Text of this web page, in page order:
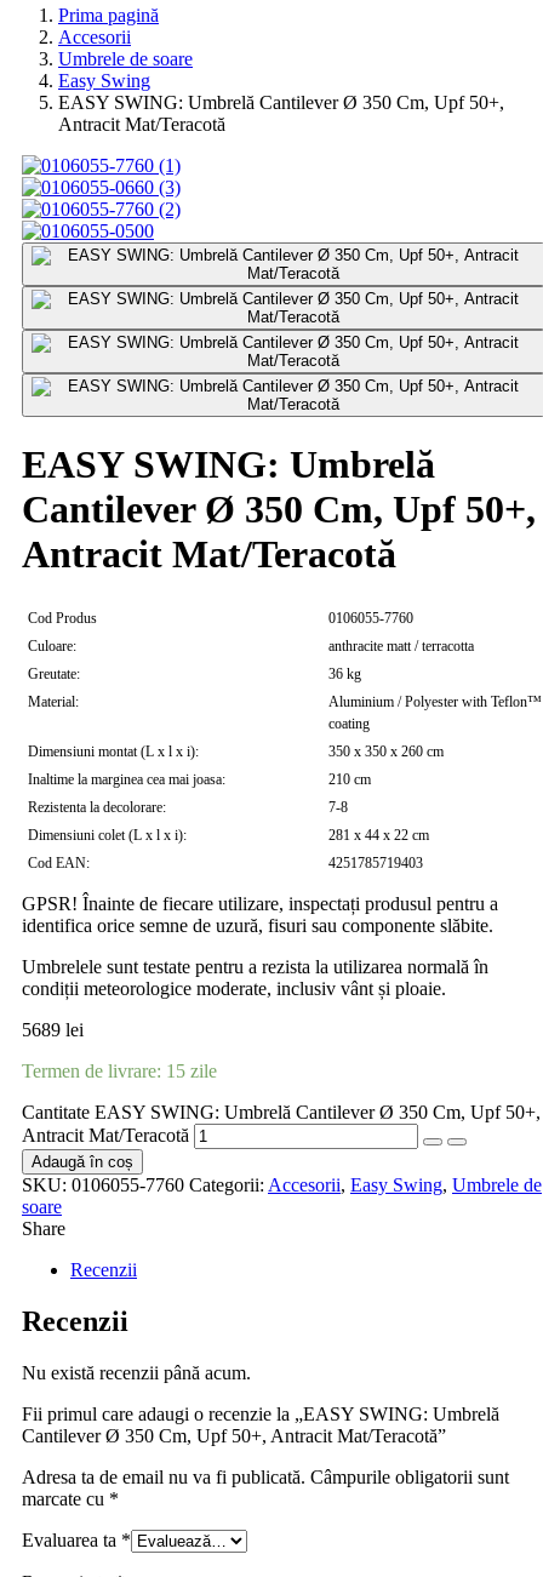
Prima pagină
Accesorii
Umbrele de soare
Easy Swing
EASY SWING: Umbrelă Cantilever Ø 350 Cm, Upf 50+,
Antracit Mat/Teracotă
EASY SWING: Umbrelă
Cantilever Ø 350 Cm, Upf 50+,
Antracit Mat/Teracotă
Cod Produs
0106055-7760
Culoare:
anthracite matt / terracotta
Greutate:
36 kg
Material:
Aluminium / Polyester with Teflon™
coating
Dimensiuni montat (L x l x i):
350 x 350 x 260 cm
Inaltime la marginea cea mai joasa:
210 cm
Rezistenta la decolorare:
7-8
Dimensiuni colet (L x l x i):
281 x 44 x 22 cm
Cod EAN:
4251785719403
GPSR! Înainte de fiecare utilizare, inspectați produsul pentru a
identifica orice semne de uzură, fisuri sau componente slăbite.
Umbrelele sunt testate pentru a rezista la utilizarea normală în
condiții meteorologice moderate, inclusiv vânt și ploaie.
5689 lei
Termen de livrare: 15 zile
Cantitate EASY SWING: Umbrelă Cantilever Ø 350 Cm, Upf 50+,
Antracit Mat/Teracotă
Adaugă în coș
SKU: 0106055-7760 Categorii: Accesorii, Easy Swing, Umbrele de
soare
Share
Recenzii
Recenzii
Nu există recenzii până acum.
Fii primul care adaugi o recenzie la „EASY SWING: Umbrelă
Cantilever Ø 350 Cm, Upf 50+, Antracit Mat/Teracotă”
Adresa ta de email nu va fi publicată. Câmpurile obligatorii sunt
marcate cu *
Evaluarea ta *